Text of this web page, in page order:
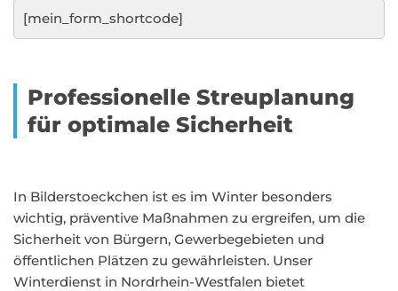
[mein_form_shortcode]
Professionelle Streuplanung
für optimale Sicherheit
In Bilderstoeckchen ist es im Winter besonders
wichtig, präventive Maßnahmen zu ergreifen, um die
Sicherheit von Bürgern, Gewerbegebieten und
öffentlichen Plätzen zu gewährleisten. Unser
Winterdienst in Nordrhein-Westfalen bietet